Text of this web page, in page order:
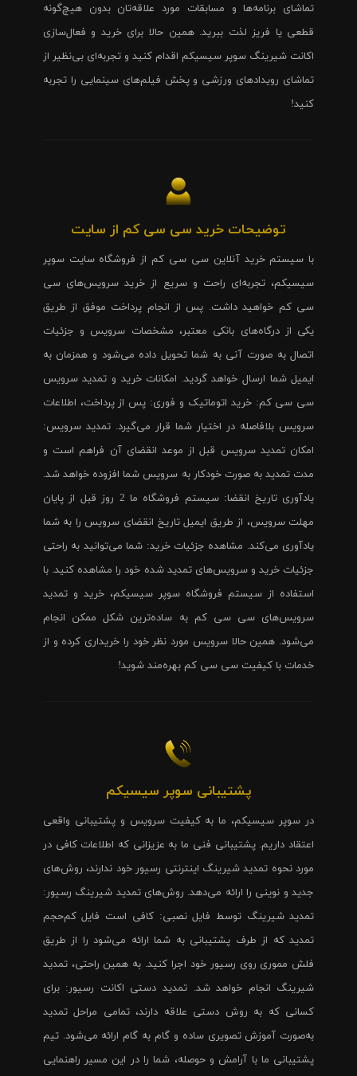
تماشای برنامه‌ها و مسابقات مورد علاقه‌تان بدون هیچ‌گونه
قطعی یا فریز لذت ببرید. همین حالا برای خرید و فعال‌سازی
اکانت شیرینگ سوپر سیسیکم اقدام کنید و تجربه‌ای بی‌نظیر از
تماشای رویدادهای ورزشی و پخش فیلم‌های سینمایی را تجربه
کنید!
توضیحات خرید سی سی کم از سایت
با سیستم خرید آنلاین سی سی کم از فروشگاه سایت سوپر
سیسیکم، تجربه‌ای راحت و سریع از خرید سرویس‌های سی
سی کم خواهید داشت. پس از انجام پرداخت موفق از طریق
یکی از درگاه‌های بانکی معتبر، مشخصات سرویس و جزئیات
اتصال به صورت آنی به شما تحویل داده می‌شود و همزمان به
ایمیل شما ارسال خواهد گردید. امکانات خرید و تمدید سرویس
سی سی کم: خرید اتوماتیک و فوری: پس از پرداخت، اطلاعات
سرویس بلافاصله در اختیار شما قرار می‌گیرد. تمدید سرویس:
امکان تمدید سرویس قبل از موعد انقضای آن فراهم است و
مدت تمدید به صورت خودکار به سرویس شما افزوده خواهد شد.
یادآوری تاریخ انقضا: سیستم فروشگاه ما 2 روز قبل از پایان
مهلت سرویس، از طریق ایمیل تاریخ انقضای سرویس را به شما
یادآوری می‌کند. مشاهده جزئیات خرید: شما می‌توانید به راحتی
جزئیات خرید و سرویس‌های تمدید شده خود را مشاهده کنید. با
استفاده از سیستم فروشگاه سوپر سیسیکم، خرید و تمدید
سرویس‌های سی سی کم به ساده‌ترین شکل ممکن انجام
می‌شود. همین حالا سرویس مورد نظر خود را خریداری کرده و از
خدمات با کیفیت سی سی کم بهره‌مند شوید!
پشتیبانی سوپر سیسیکم
در سوپر سیسیکم، ما به کیفیت سرویس و پشتیبانی واقعی
اعتقاد داریم. پشتیبانی فنی ما به عزیزانی که اطلاعات کافی در
مورد نحوه تمدید شیرینگ اینترنتی رسیور خود ندارند، روش‌های
جدید و نوینی را ارائه می‌دهد. روش‌های تمدید شیرینگ رسیور:
تمدید شیرینگ توسط فایل نصبی: کافی است فایل کم‌حجم
تمدید که از طرف پشتیبانی به شما ارائه می‌شود را از طریق
فلش مموری روی رسیور خود اجرا کنید. به همین راحتی، تمدید
شیرینگ انجام خواهد شد. تمدید دستی اکانت رسیور: برای
کسانی که به روش دستی علاقه دارند، تمامی مراحل تمدید
به‌صورت آموزش تصویری ساده و گام به گام ارائه می‌شود. تیم
پشتیبانی ما با آرامش و حوصله، شما را در این مسیر راهنمایی